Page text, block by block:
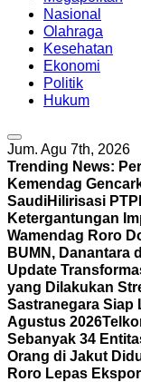
Nasional
Olahraga
Kesehatan
Ekonomi
Politik
Hukum
Jum. Agu 7th, 2026
Trending News:
Kemendag
SaudiHilirisasi
Ketergantungan
Wamendag Roro
BUMN, Danantara
Update
yang Dilakukan
Sastranegara Siap
Agustus 2026
Sebanyak 34
Orang di Jakut
Roro Lepas